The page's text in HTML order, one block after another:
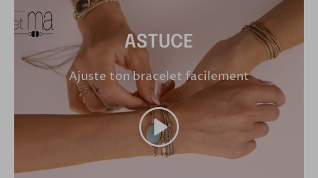
ASTUCE
Ajuste ton bracelet facilement